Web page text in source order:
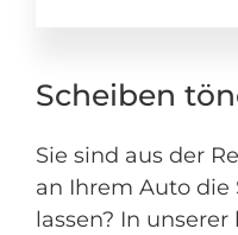
Scheiben
Sie sind aus der
an Ihrem Auto die
lassen? In